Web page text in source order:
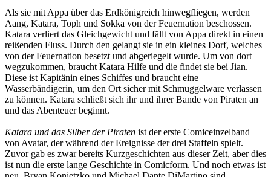
Als sie mit Appa über das Erdkönigreich hinwegfliegen, werden
Aang, Katara, Toph und Sokka von der Feuernation beschossen.
Katara verliert das Gleichgewicht und fällt von Appa direkt in einen
reißenden Fluss. Durch den gelangt sie in ein kleines Dorf, welches
von der Feuernation besetzt und abgeriegelt wurde. Um von dort
wegzukommen, braucht Katara Hilfe und die findet sie bei Jian.
Diese ist Kapitänin eines Schiffes und braucht eine
Wasserbändigerin, um den Ort sicher mit Schmuggelware verlassen
zu können. Katara schließt sich ihr und ihrer Bande von Piraten an
und das Abenteuer beginnt.
Katara und das Silber der Piraten ist der erste Comiceinzelband
von Avatar, der während der Ereignisse der drei Staffeln spielt.
Zuvor gab es zwar bereits Kurzgeschichten aus dieser Zeit, aber dies
ist nun die erste lange Geschichte in Comicform. Und noch etwas ist